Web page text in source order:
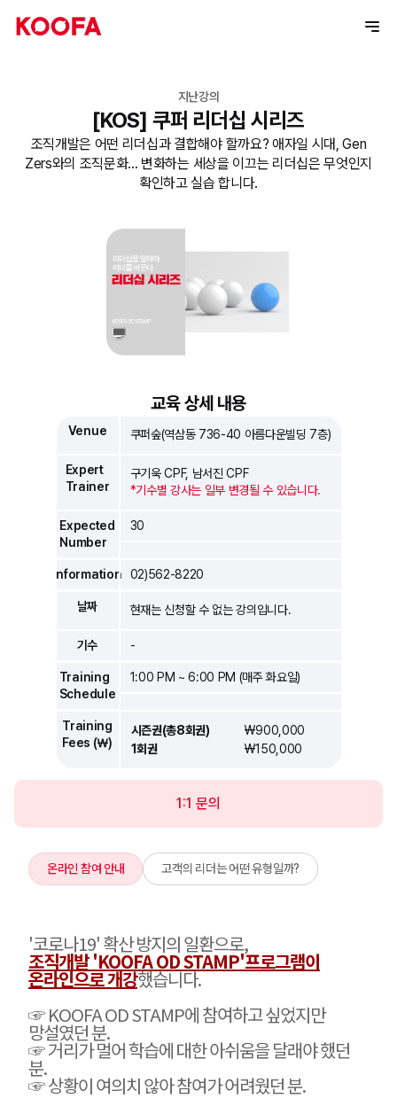
지난강의
[KOS] 쿠퍼 리더십 시리즈
조직개발은 어떤 리더십과 결합해야 할까요? 애자일 시대, Gen
Zers와의 조직문화... 변화하는 세상을 이끄는 리더십은 무엇인지
확인하고 실습 합니다.
교육 상세 내용
Venue 쿠퍼숲(역삼동 736-40 아름다운빌딩 7층)
Expert
Trainer
구기욱 CPF, 남서진 CPF
*기수별 강사는 일부 변경될 수 있습니다.
Expected
Number
30
Information 02)562-8220
날짜 현재는 신청할 수 없는 강의입니다.
기수 -
Training
Schedule
1:00 PM ~ 6:00 PM (매주 화요일)
Training
Fees (￦)
시즌권(총8회권)
₩900,000
1회권
₩150,000
1:1 문의
온라인 참여 안내 고객의 리더는 어떤 유형일까?
'코로나19' 확산 방지의 일환으로,
조직개발 'KOOFA OD STAMP'프로그램이
온라인으로 개강했습니다.
☞ KOOFA OD STAMP에 참여하고 싶었지만
망설였던 분.
☞거리가 멀어 학습에 대한 아쉬움을 달래야 했던
분.
☞ 상황이 여의치 않아 참여가 어려웠던 분.